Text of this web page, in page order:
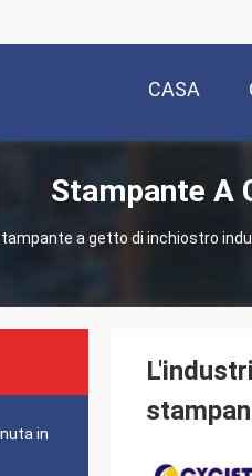
CASA
Stampante A
a getto di inchiostro
in